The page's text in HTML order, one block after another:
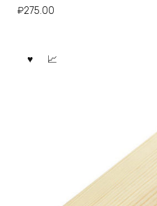
₽275.00